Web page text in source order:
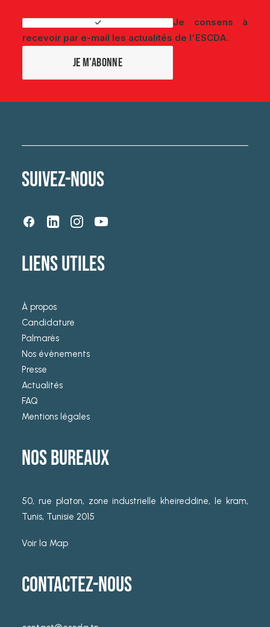
Je consens à
recevoir par e-mail les actualités de l'ESCDA.
SUIVEZ-NOUS
LIENS UTILES
À propos
Candidature
Palmarès
Nos évènements
Presse
Actualités
FAQ
Mentions légales
NOS BUREAUX
50, rue platon, zone industrielle kheireddine, le kram,
Tunis, Tunisie 2015
Voir la Map
CONTACTEZ-NOUS